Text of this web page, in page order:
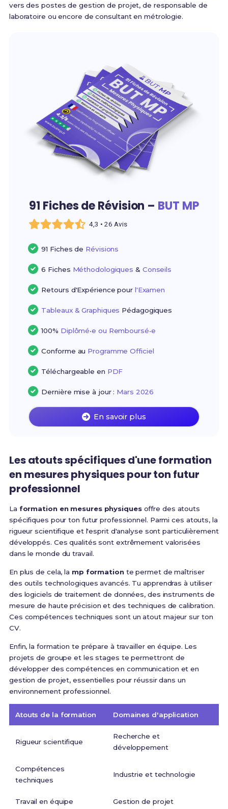
vers des postes de gestion de projet, de responsable de
laboratoire ou encore de consultant en métrologie.
91 Fiches de Révision – BUT MP
4,3 • 26 Avis
91 Fiches de Révisions
6 Fiches Méthodologiques & Conseils
Retours d'Expérience pour l'Examen
Tableaux & Graphiques Pédagogiques
100% Diplômé•e ou Remboursé•e
Conforme au Programme Officiel
Téléchargeable en PDF
Dernière mise à jour : Mars 2026
En savoir plus
Les atouts spécifiques d'une formation
en mesures physiques pour ton futur
professionnel
La formation en mesures physiquesoffre des atouts
spécifiques pour ton futur professionnel. Parmi ces atouts, la
rigueur scientifique et l'esprit d'analyse sont particulièrement
développés. Ces qualités sont extrêmement valorisées
dans le monde du travail.
En plus de cela, la mp formationte permet de maîtriser
des outils technologiques avancés. Tu apprendras à utiliser
des logiciels de traitement de données, des instruments de
mesure de haute précision et des techniques de calibration.
Ces compétences techniques sont un atout majeur sur ton
CV.
Enfin, la formation te prépare à travailler en équipe. Les
projets de groupe et les stages te permettront de
développer des compétences en communication et en
gestion de projet, essentielles pour réussir dans un
environnement professionnel.
Atouts de la formation Domaines d'application
Rigueur scientifique
Recherche et
développement
Compétences
techniques
Industrie et technologie
Travail en équipe Gestion de projet